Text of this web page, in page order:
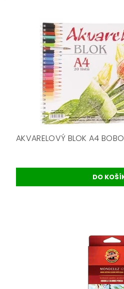
AKVARELOVÝ BLOK A4 BOBO